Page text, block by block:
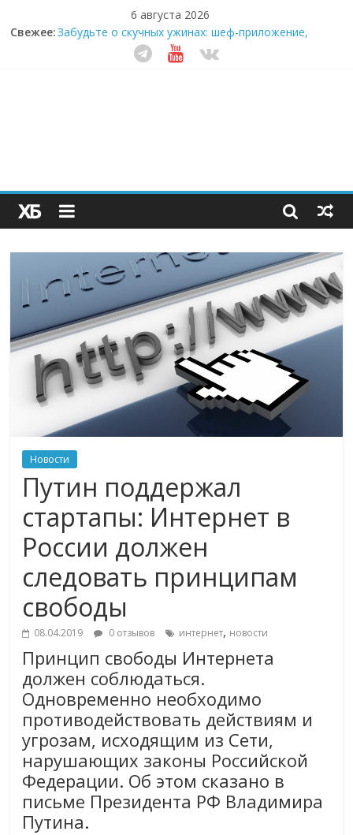
6 августа 2026
Свежее:Забудьте о скучных ужинах: шеф-приложение,
которое видит вашу еду насквозь
Небо зовёт: как бизнес на полётах дронов и
Секрет супергидратации: почему кокосовая вода с
пребиотиками становится главным трендом
здорового питания
Новости
Путин поддержал
стартапы: Интернет в
России должен
следовать принципам
свободы
08.04.2019 0 отзывов интернет, новости
Принцип свободы Интернета
должен соблюдаться.
Одновременно необходимо
противодействовать действиям и
угрозам, исходящим из Сети,
нарушающих законы Российской
Федерации. Об этом сказано в
письме Президента РФ Владимира
Путина.